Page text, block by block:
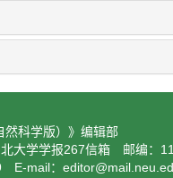
科学版）》编辑部
大学学报267信箱 邮编：
E-mail：